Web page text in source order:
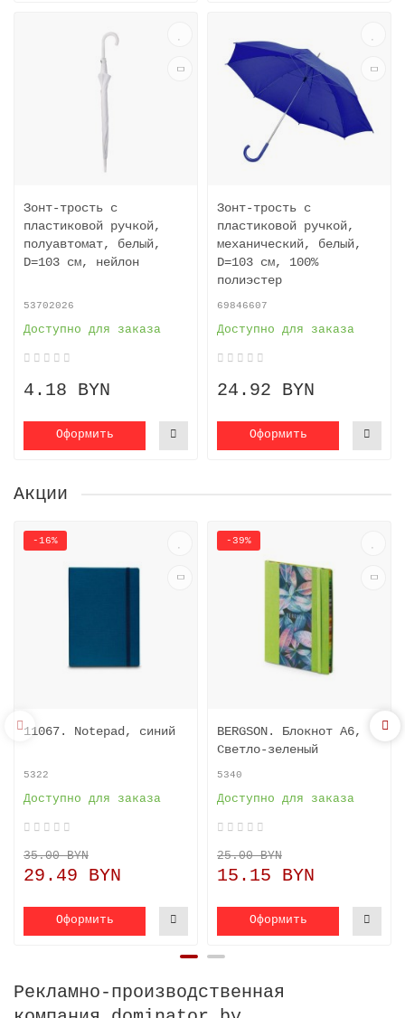
Зонт-трость с
пластиковой ручкой,
полуавтомат, белый,
D=103 см, нейлон
53702026
Доступно для заказа
4.18 BYN
Оформить
Зонт-трость с
пластиковой ручкой,
механический, белый,
D=103 см, 100%
полиэстер
69846607
Доступно для заказа
24.92 BYN
Оформить
Акции
-16%
11067. Notepad, синий
5322
Доступно для заказа
35.00 BYN
29.49 BYN
Оформить
-39%
BERGSON. Блокнот A6,
Светло-зеленый
5340
Доступно для заказа
25.00 BYN
15.15 BYN
Оформить
Рекламно-производственная